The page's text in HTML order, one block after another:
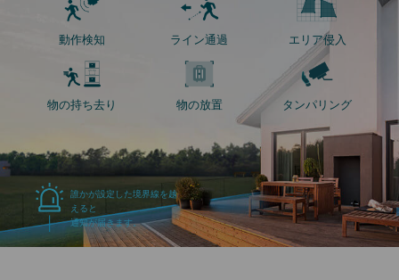
動作検知 ライン通過 エリア侵入
物の持ち去り 物の放置 タンパリング
誰かが設定した境界線を越
えると
通知が届きます。